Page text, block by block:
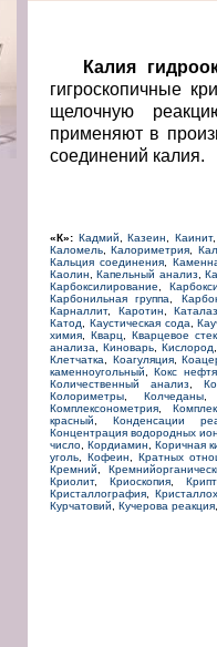
Калия
гигроскопичные
щелочную
применяют в
соединений калия.
«К»: Кадмий ,Казеин Каинит,
Каломель ,Калориметрия
Кальция соединения,
Каолин ,Капельный анализ,
Карбоксилирование
Карбонильная группа
Карналлит, Каротин
Катод
Каустическая сода ,
химия
Кварц Кварцевое
анализа
Киноварь, Кислород
Клетчатка
Коагуляция,
каменноугольный ,Кокс
Количественный анализ ,
Колориметры
Колчеданы
Комплексонометрия
красный
Конденсации
Концентрация водородных
число Кордиамин Коричная
уголь
Кофеин Кратных
Кремний ,
Криолит,Криоскопия ,
Кристаллография ,
Курчатовий
Кучерова реакция